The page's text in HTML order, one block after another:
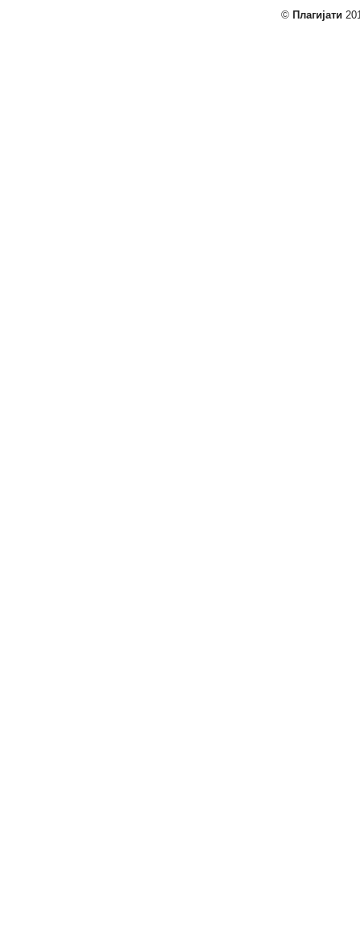
© Плагијати